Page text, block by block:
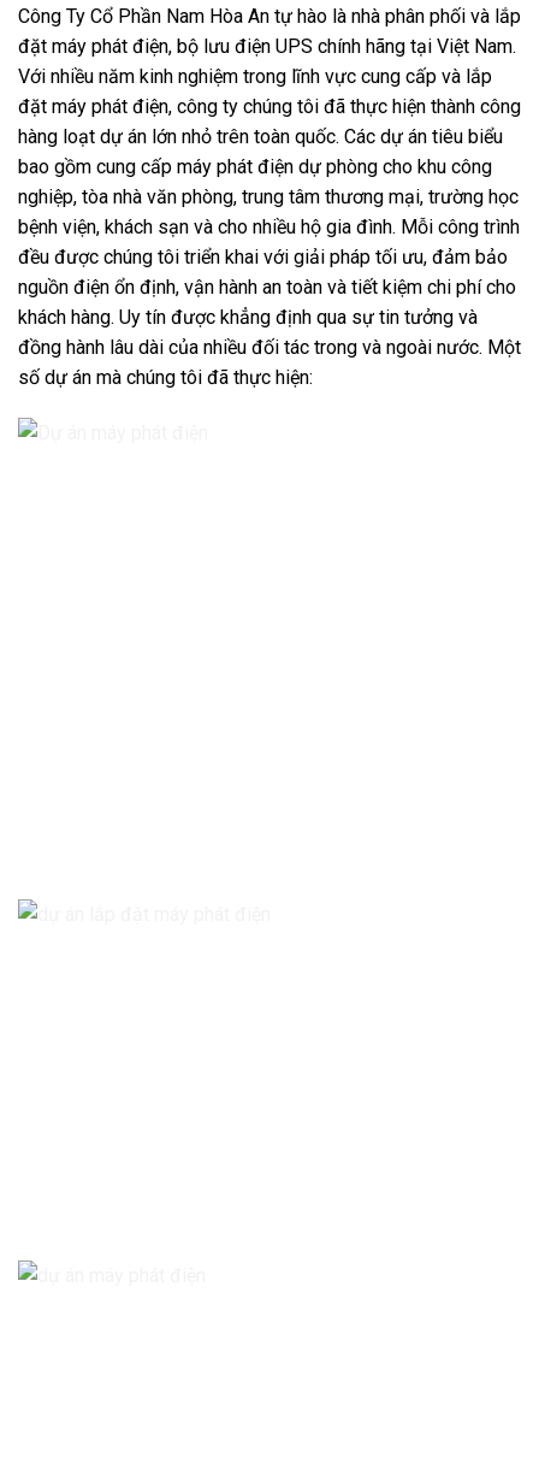
Công Ty Cổ Phần Nam Hòa An tự hào là nhà phân phối và lắp
đặt máy phát điện, bộ lưu điện UPS chính hãng tại Việt Nam.
Với nhiều năm kinh nghiệm trong lĩnh vực cung cấp và lắp
đặt máy phát điện, công ty chúng tôi đã thực hiện thành công
hàng loạt dự án lớn nhỏ trên toàn quốc. Các dự án tiêu biểu
bao gồm cung cấp máy phát điện dự phòng cho khu công
nghiệp, tòa nhà văn phòng, trung tâm thương mại, trường học
bệnh viện, khách sạn và cho nhiều hộ gia đình. Mỗi công trình
đều được chúng tôi triển khai với giải pháp tối ưu, đảm bảo
nguồn điện ổn định, vận hành an toàn và tiết kiệm chi phí cho
khách hàng. Uy tín được khẳng định qua sự tin tưởng và
đồng hành lâu dài của nhiều đối tác trong và ngoài nước. Một
số dự án mà chúng tôi đã thực hiện: